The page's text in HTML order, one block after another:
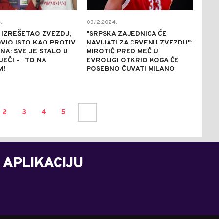
ZVEZDU,
ISTO KAO PROTIV
SVE JE STALO U
- I TO NA
03.12.2024.
"SRPSKA ZAJEDNICA ĆE
NAVIJATI ZA CRVENU ZVEZDU":
MIROTIĆ PRED MEČ U
EVROLIGI OTKRIO KOGA ĆE
POSEBNO ČUVATI MILANO
2 3 4 5
APLIKACIJU